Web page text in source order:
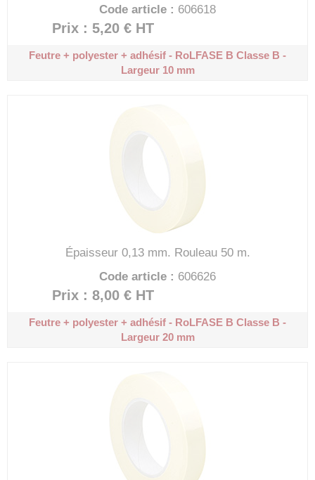
Code article : 606618
Prix : 5,20 € HT
Feutre + polyester + adhésif - RoLFASE B Classe B -
Largeur 10 mm
Épaisseur 0,13 mm. Rouleau 50 m.
Code article : 606626
Prix : 8,00 € HT
Feutre + polyester + adhésif - RoLFASE B Classe B -
Largeur 20 mm